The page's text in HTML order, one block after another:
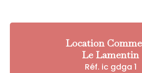
Location
Le Lamentin
Réf. ic gdga 1